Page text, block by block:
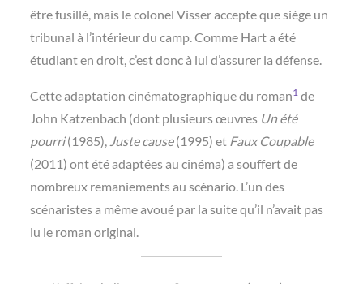
être fusillé, mais le colonel Visser accepte que siège un
tribunal à l’intérieur du camp. Comme Hart a été
étudiant en droit, c’est donc à lui d’assurer la défense.
Cette adaptation cinématographique du roman1de
John Katzenbach (dont plusieurs œuvres Un été
pourri(1985), Juste cause(1995) et Faux Coupable
(2011) ont été adaptées au cinéma) a souffert de
nombreux remaniements au scénario. L’un des
scénaristes a même avoué par la suite qu’il n’avait pas
lu le roman original.